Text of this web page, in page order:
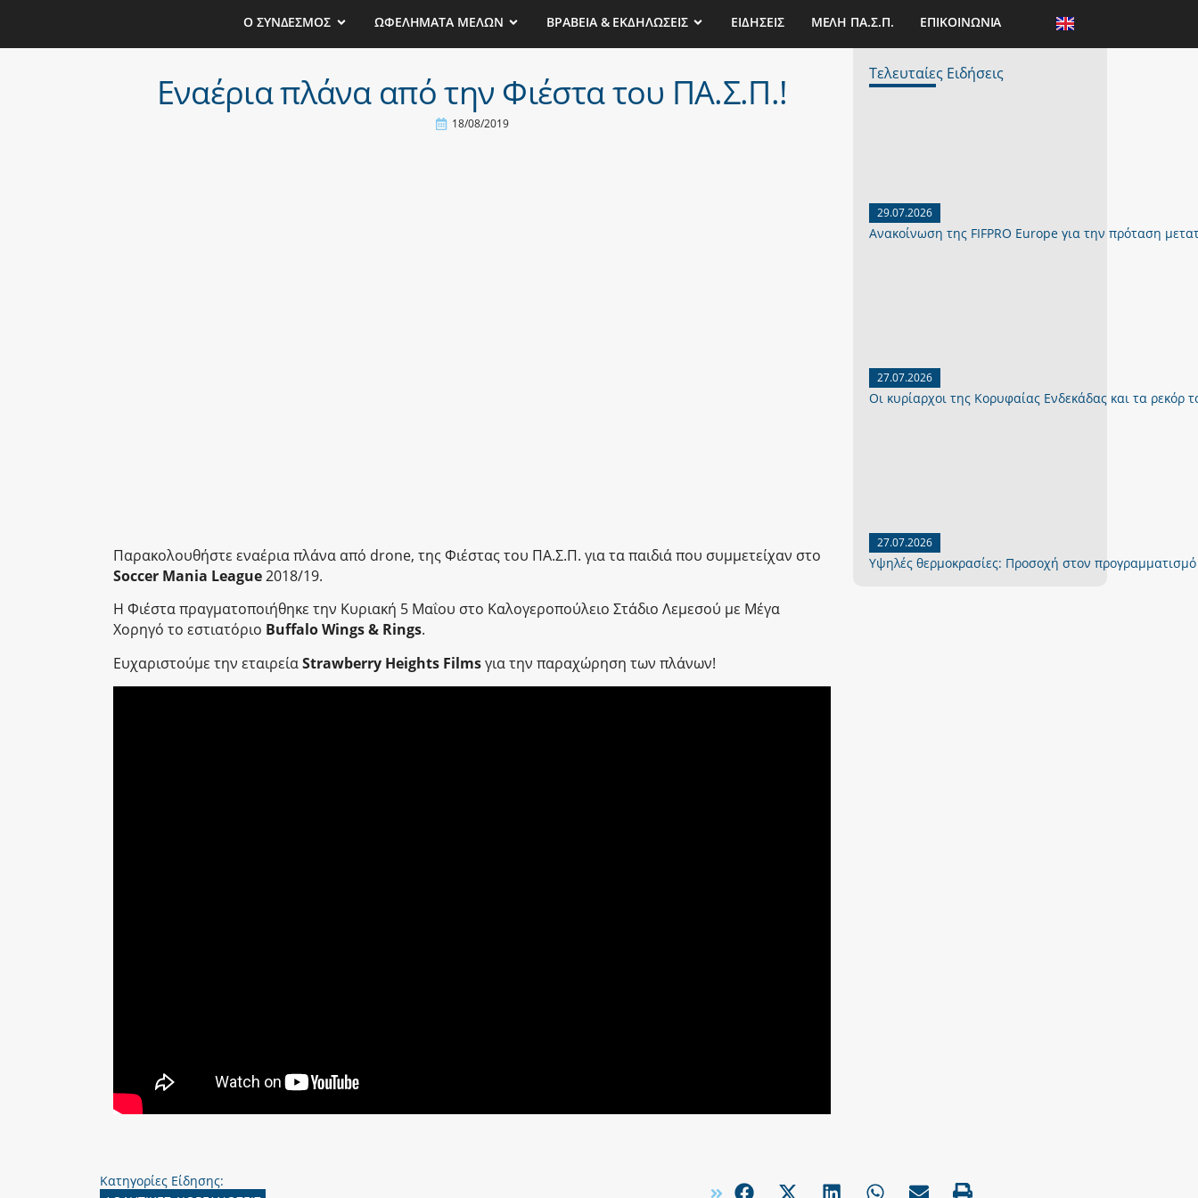
Ο ΣΥΝΔΕΣΜΟΣ ΩΦΕΛΗΜΑΤΑ ΜΕΛΩΝ ΒΡΑΒΕΙΑ & ΕΚΔΗΛΩΣΕΙΣ ΕΙΔΗΣΕΙΣ ΜΕΛΗ ΠΑ.Σ.Π. ΕΠΙΚΟΙΝΩΝΙΑ
Εναέρια πλάνα από την Φιέστα του ΠΑ.Σ.Π.!
18/08/2019
Παρακολουθήστε εναέρια πλάνα από drone, της Φιέστας του ΠΑ.Σ.Π. για τα παιδιά που συμμετείχαν στο
Soccer Mania League2018/19.
H Φιέστα πραγματοποιήθηκε την Κυριακή 5 Μαΐου στο Καλογεροπούλειο Στάδιο Λεμεσού με Μέγα
Χορηγό το εστιατόριο Buffalo Wings & Rings.
Ευχαριστούμε την εταιρείαStrawberry Heights Filmsγια την παραχώρηση των πλάνων!
Τελευταίες Ειδήσεις
29.07.2026
Ανακοίνωση της FIFPRO Europe για την πρόταση
27.07.2026
Οι κυρίαρχοι της Κορυφαίας Ενδεκάδας και τα ρεκόρ
27.07.2026
Yψηλές θερμοκρασίες: Προσοχή στον
Κατηγορίες Είδησης: